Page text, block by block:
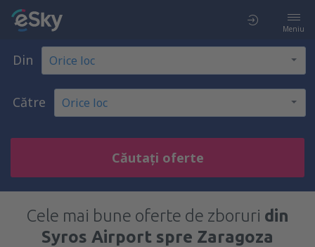
Meniu
Din
Către
Căutați oferte
Cele mai bune oferte de zboruri din
Syros Airport spre Zaragoza